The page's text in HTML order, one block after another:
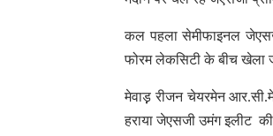
कल पहला सेमीफाइनल
फोरम लेकसिटी के बीच खेला
मेवाड़़ रीजन चेयरमेन
हराया जेएसजी उमंग इलीट